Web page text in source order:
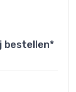
bestellen*